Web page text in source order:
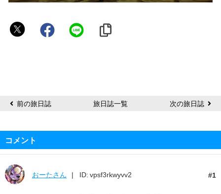
こ
前の旅日誌 旅日誌一覧 次の旅日誌
コメント
1
おーたさん ID: vpsf3rkwyvv2